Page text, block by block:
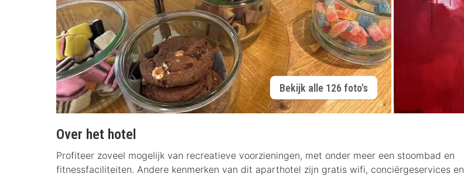
Bekijk alle 126 foto's
Over het hotel
Profiteer zoveel mogelijk van recreatieve voorzieningen, met onder meer een stoombad en
fitnessfaciliteiten. Andere kenmerken van dit aparthotel zijn gratis wifi, conciërgeservices en